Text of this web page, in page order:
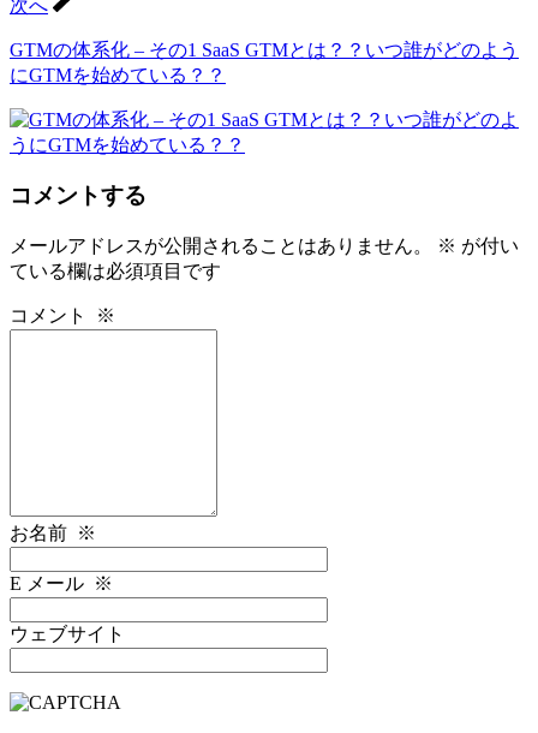
次へ
GTMの体系化 – その1 SaaS GTMとは？？いつ誰がどのよう
にGTMを始めている？？
コメントする
メールアドレスが公開されることはありません。 ※ が付い
ている欄は必須項目です
コメント ※
お名前 ※
E メール ※
ウェブサイト